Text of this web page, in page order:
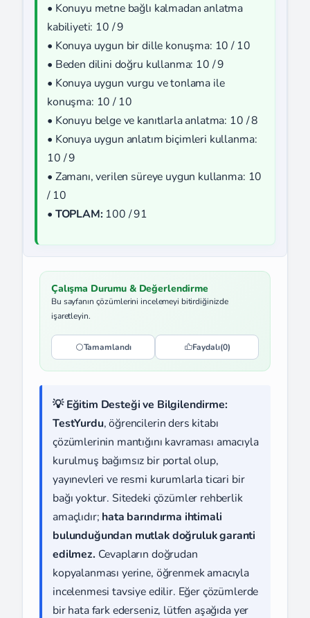
• Konuyu metne bağlı kalmadan anlatma
kabiliyeti: 10 / 9
• Konuya uygun bir dille konuşma: 10 / 10
• Beden dilini doğru kullanma: 10 / 9
• Konuya uygun vurgu ve tonlama ile
konuşma: 10 / 10
• Konuyu belge ve kanıtlarla anlatma: 10 / 8
• Konuya uygun anlatım biçimleri kullanma:
10 / 9
• Zamanı, verilen süreye uygun kullanma: 10
/ 10
• TOPLAM: 100 / 91
Çalışma Durumu & Değerlendirme
Bu sayfanın çözümlerini incelemeyi bitirdiğinizde
işaretleyin.
Tamamlandı Faydalı(0)
💡 Eğitim Desteği ve Bilgilendirme:
TestYurdu, öğrencilerin ders kitabı
çözümlerinin mantığını kavraması amacıyla
kurulmuş bağımsız bir portal olup,
yayınevleri ve resmi kurumlarla ticari bir
bağı yoktur. Sitedeki çözümler rehberlik
amaçlıdır; hata barındırma ihtimali
bulunduğundan mutlak doğruluk garanti
edilmez. Cevapların doğrudan
kopyalanması yerine, öğrenmek amacıyla
incelenmesi tavsiye edilir. Eğer çözümlerde
bir hata fark ederseniz, lütfen aşağıda yer